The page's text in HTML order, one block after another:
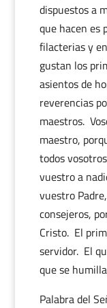
dispuestos a
que hacen es
filacterias y
gustan los
asientos de
reverencias
maestros.
maestro,
todos
vuestro a
vuestro
consejeros,
Cristo. El
servidor. El
que se
Palabra del